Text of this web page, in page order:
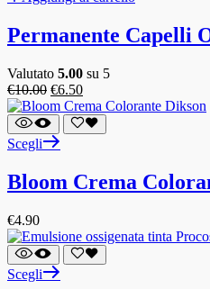
Permanente Capelli
Valutato 5.00 su 5
€10.00 €6.50
Scegli
Bloom Crema
€4.90
Scegli